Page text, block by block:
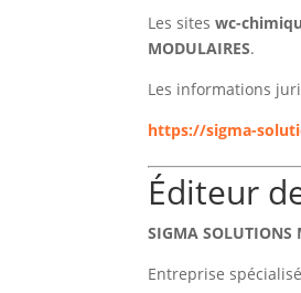
Les sites wc-
MODULAIRES.
Les informations
https://sigma-
Éditeur
SIGMA SOLUTIONS
Entreprise